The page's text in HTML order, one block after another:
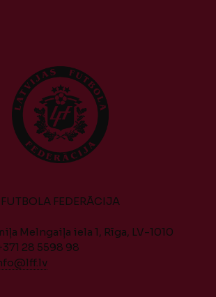
FEDERĀCIJA
Melngaiļa iela 1, Rīga, LV-1010
28 5598 98